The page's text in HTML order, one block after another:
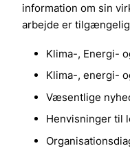
information om sin
arbejde er
Klima-, Energi-
Klima-, energi-
Væsentlige
Henvisninger til